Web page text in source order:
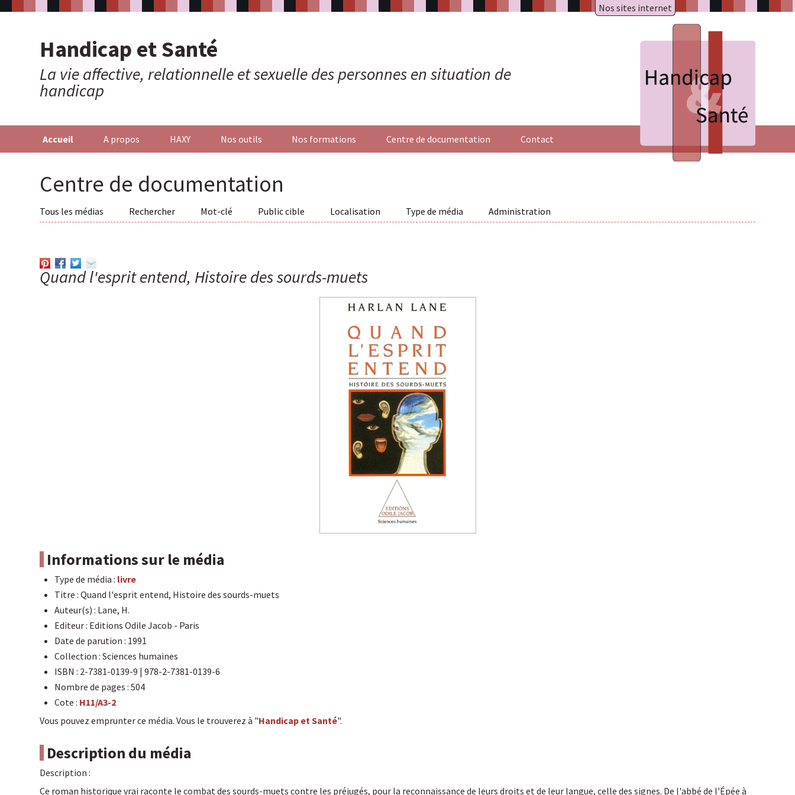
Handicap et Santé
La vie affective, relationnelle et sexuelle des personnes en situation de
handicap
Nos sites internet
A.R.A.P.H.
HAXY moteur
Accueil A propos HAXY Nos outils Nos formations Centre de documentation Contact
Centre de documentation
Tous les médias Rechercher Mot-clé Public cible Localisation Type de média Administration
Quand l'esprit entend, Histoire des sourds-muets
Informations sur le média
Type de média : livre
Titre : Quand l'esprit entend, Histoire des sourds-muets
Auteur(s) : Lane, H.
Editeur : Editions Odile Jacob - Paris
Date de parution : 1991
Collection : Sciences humaines
ISBN : 2-7381-0139-9 | 978-2-7381-0139-6
Nombre de pages : 504
Cote : H11/A3-2
Vous pouvez emprunter ce média. Vous le trouverez à "Handicap et Santé".
Description du média
Description :
Ce roman historique vrai raconte le combat des sourds-muets contre les préjugés, pour la reconnaissance de leurs droits et de leur langue, celle des signes. De l'abbé de l'Épée à